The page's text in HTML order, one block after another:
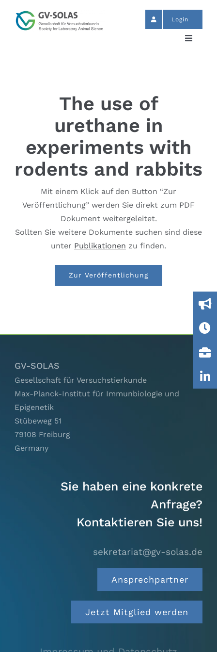
content
Login
Toggle
GV-SOLAS
Publikationen
The use of
urethane in
experiments with
rodents and rabbits
Mit einem Klick auf den Button “Zur
Veröffentlichung” werden Sie direkt zum PDF
Dokument weitergeleitet.
Sollten Sie weitere Dokumente suchen sind diese
unter Publikationen zu finden.
Zur Veröffentlichung
GV-SOLAS
Gesellschaft für Versuchstierkunde
Max-Planck-Institut für Immunbiologie und
Epigenetik
Stübeweg 51
79108 Freiburg
Germany
Sie haben eine konkrete
Anfrage?
Kontaktieren Sie uns!
sekretariat@gv-solas.de
Ansprechpartner
Jetzt Mitglied werden